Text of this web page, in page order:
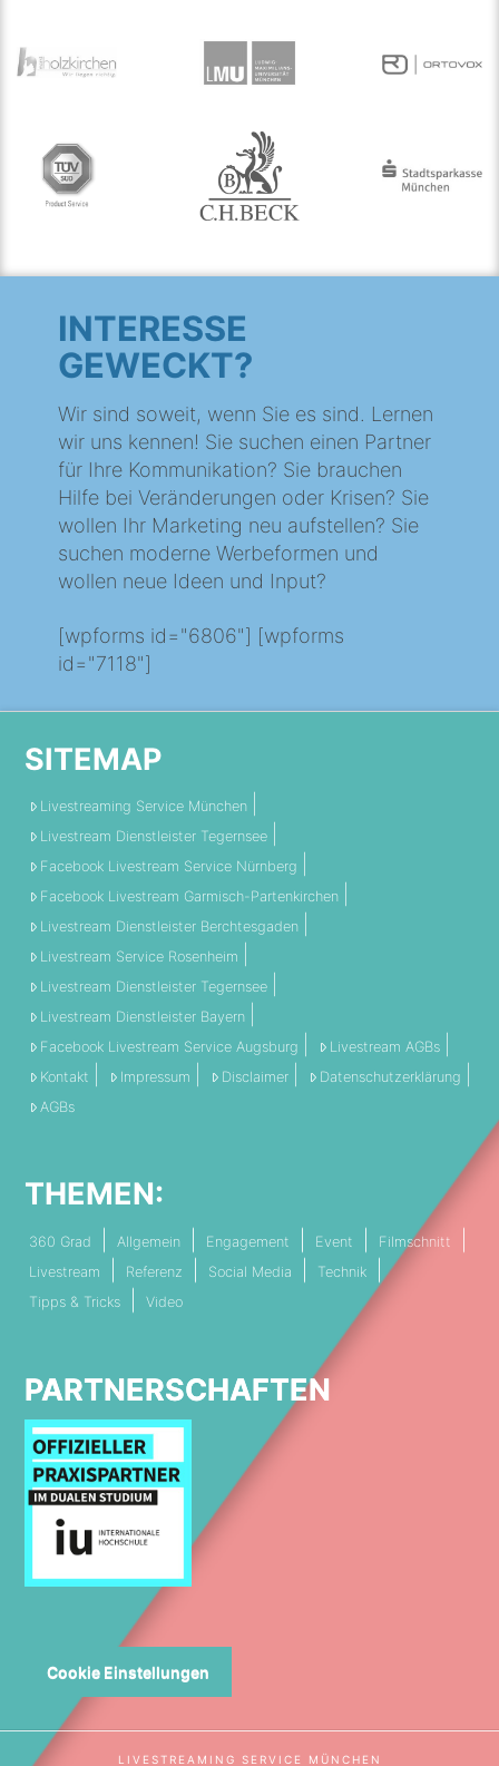
INTERESSE
GEWECKT?
Wir sind soweit, wenn Sie es sind. Lernen
wir uns kennen! Sie suchen einen Partner
für Ihre Kommunikation? Sie brauchen
Hilfe bei Veränderungen oder Krisen? Sie
wollen Ihr Marketing neu aufstellen? Sie
suchen moderne Werbeformen und
wollen neue Ideen und Input?
[wpforms id="6806"] [wpforms
id="7118"]
SITEMAP
Livestreaming Service München
Livestream Dienstleister Tegernsee
Facebook Livestream Service Nürnberg
Facebook Livestream Garmisch-Partenkirchen
Livestream Dienstleister Berchtesgaden
Livestream Service Rosenheim
Livestream Dienstleister Tegernsee
Livestream Dienstleister Bayern
Facebook Livestream Service Augsburg
Livestream AGBs
Kontakt
Impressum Disclaimer
Datenschutzerklärung
AGBs
THEMEN:
360 Grad Allgemein Engagement Event
Filmschnitt
Livestream
Referenz Social Media
Technik
Tipps & Tricks
Video
PARTNERSCHAFTEN
Cookie Einstellungen
LIVESTREAMING SERVICE MÜNCHEN